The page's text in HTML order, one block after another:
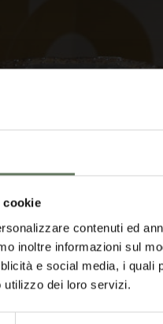
cookie
contenuti ed
inoltre informazioni sul
e social media, i
utilizzo dei loro servizi.
e Riso Prodotti Ittici